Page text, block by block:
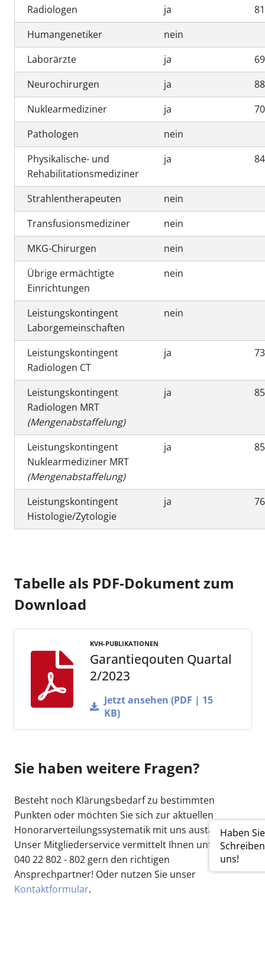
Haben
uns!
Radiologen ja
Humangenetiker
nein
Laborärzte
ja
Neurochirurgen
ja
Nuklearmediziner
ja
Pathologen
nein
Physikalische- und
Rehabilitationsmediziner
ja
Strahlentherapeuten
nein
Transfusionsmediziner
nein
MKG-Chirurgen
nein
Übrige ermächtigte
Einrichtungen
nein
Leistungskontingent
Laborgemeinschaften
nein
Leistungskontingent
Radiologen CT
ja
Leistungskontingent
Radiologen MRT
(Mengenabstaffelung)
ja
Leistungskontingent
Nuklearmediziner MRT
(Mengenabstaffelung)
ja
Leistungskontingent
Histologie/Zytologie
ja
Tabelle als PDF-Dokument zum
Download
KVH-PUBLIKATIONEN
Garantieqouten Quartal
2/2023
Jetzt ansehen (PDF | 15
KB)
Sie haben weitere Fragen?
Besteht noch Klärungsbedarf zu bestimmten
Punkten oder möchten Sie sich zur aktuellen
Honorarverteilungssystematik mit uns austauschen?
Unser Mitgliederservice vermittelt Ihnen unter der
040 22 802 - 802 gern den richtigen
Ansprechpartner! Oder nutzen Sie unser
Kontaktformular.